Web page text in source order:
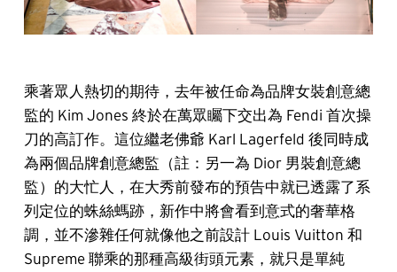
乘著眾人熱切的期待，去年被任命為品牌女裝創意總
監的 Kim Jones 終於在萬眾矚下交出為 Fendi 首次操
刀的高訂作。這位繼老佛爺 Karl Lagerfeld 後同時成
為兩個品牌創意總監（註：另一為 Dior 男裝創意總
監）的大忙人，在大秀前發布的預告中就已透露了系
列定位的蛛絲螞跡，新作中將會看到意式的奢華格
調，並不滲雜任何就像他之前設計 Louis Vuitton 和
Supreme 聯乘的那種高級街頭元素，就只是單純